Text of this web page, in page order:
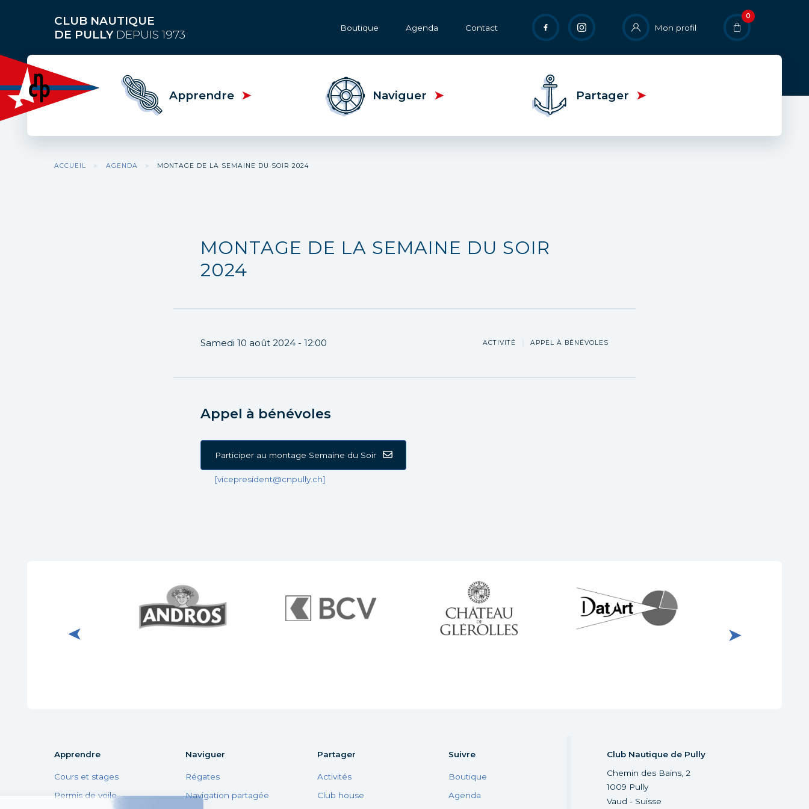
CLUB NAUTIQUE
DE PULLY DEPUIS 1973
Transversal
Boutique Agenda Contact
User
account
menu
Mon profil
0
Apprendre Naviguer Partager
ACCUEIL AGENDA MONTAGE DE LA SEMAINE DU SOIR 2024
MONTAGE DE LA SEMAINE DU SOIR
2024
Samedi 10 août 2024 12:00 ACTIVITÉ APPEL À BÉNÉVOLES
Appel à bénévoles
Participer au montage Semaine du Soir
[vicepresident@cnpully.ch]
5db.ch/
Visiter le site internet de
Andros
Visiter le site internet de
BCV Pully
Visiter le site internet du
Château de Glérolle
Visiter le site internet de
DatArt
Apprendre
Cours et stages
Permis de voile
Naviguer
Régates
Navigation partagée
Partager
Activités
Club house
Suivre
Boutique
Agenda
Club Nautique de Pully
Chemin des Bains, 2
1009 Pully
Vaud - Suisse